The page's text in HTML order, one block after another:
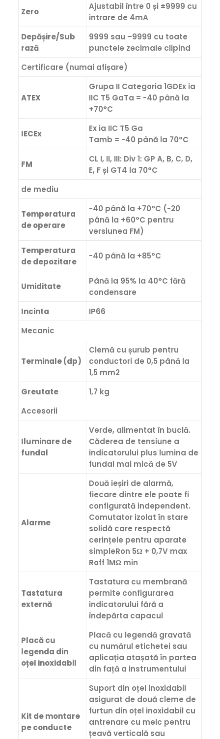
Zero
Ajustabil între 0 și ±9999 cu
intrare de 4mA
Depășire/Sub
rază
9999 sau –9999 cu toate
punctele zecimale clipind
Certificare (numai afișare)
ATEX
Grupa II Categoria 1GDEx ia
IIC T5 GaTa = -40 până la
+70°C
IECEx
Ex ia IIC T5 Ga
Tamb = -40 până la 70°C
FM
CL I, II, III: Div 1: GP A, B, C, D,
E, F și GT4 la 70°C
de mediu
Temperatura
de operare
-40 până la +70°C (-20
până la +60°C pentru
versiunea FM)
Temperatura
de depozitare
-40 până la +85°C
Umiditate
Până la 95% la 40°C fără
condensare
Incinta
IP66
Mecanic
Terminale (dp)
Clemă cu șurub pentru
conductori de 0,5 până la
1,5 mm2
Greutate
1,7 kg
Accesorii
Iluminare de
fundal
Verde, alimentat în buclă.
Căderea de tensiune a
indicatorului plus lumina de
fundal mai mică de 5V
Alarme
Două ieșiri de alarmă,
fiecare dintre ele poate fi
configurată independent.
Comutator izolat în stare
solidă care respectă
cerințele pentru aparate
simpleRon 5Ω + 0,7V max
Roff 1MΩ min
Tastatura
externă
Tastatura cu membrană
permite configurarea
indicatorului fără a
îndepărta capacul
Placă cu
legenda din
oțel inoxidabil
Placă cu legendă gravată
cu numărul etichetei sau
aplicația atașată în partea
din față a instrumentului
Kit de montare
pe conducte
Suport din oțel inoxidabil
asigurat de două cleme de
furtun din oțel inoxidabil cu
antrenare cu melc pentru
țeavă verticală sau